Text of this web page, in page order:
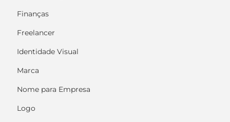
Finanças
Freelancer
Identidade Visual
Marca
Nome para Empresa
Logo